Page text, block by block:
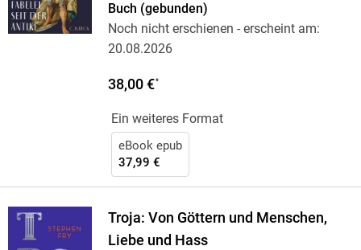
Buch (gebunden)
Noch nicht erschienen - erscheint am:
20.08.2026
38,00 €*
Ein weiteres Format
eBook epub
37,99 €
Troja: Von Göttern und Menschen,
Liebe und Hass